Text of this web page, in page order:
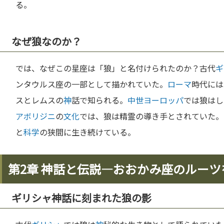
る。
なぜ狼なのか？
では、なぜこの星座は「狼」と名付けられたのか？古代
ンタウルス座の一部として描かれていた。 ローマ時代に
スとレムスの神話で知られる。 中世ヨーロッパでは狼は
アボリジニの文化では、狼は精霊の導き手とされていた
と科学の狭間に生き続けている。
第2章 神話と伝説—おおかみ座のルー
ギリシャ神話に刻まれた狼の影